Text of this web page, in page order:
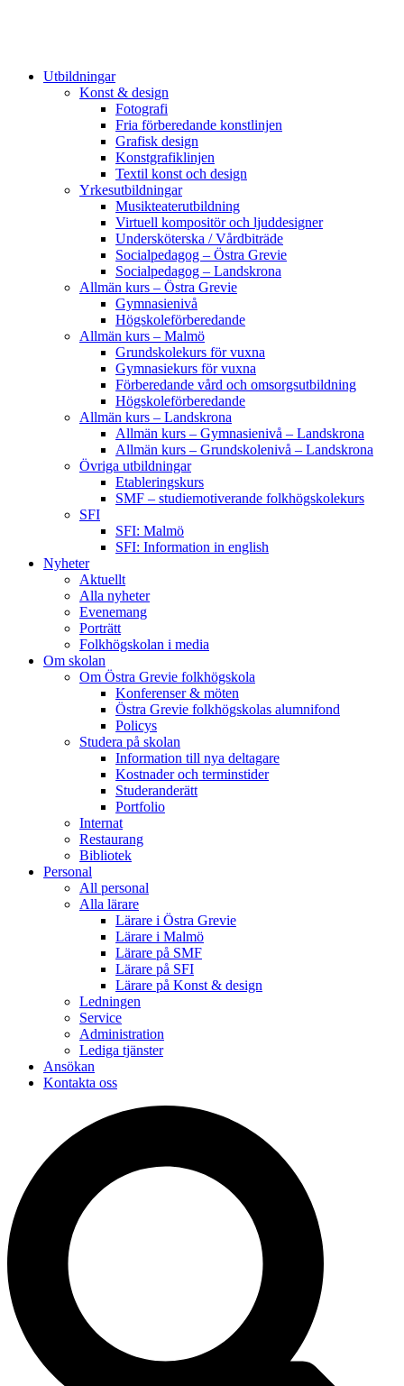
Utbildningar
Konst & design
Fotografi
Fria förberedande konstlinjen
Grafisk design
Konstgrafiklinjen
Textil konst och design
Yrkesutbildningar
Musikteaterutbildning
Virtuell kompositör och ljuddesigner
Undersköterska / Vårdbiträde
Socialpedagog – Östra Grevie
Socialpedagog – Landskrona
Allmän kurs – Östra Grevie
Gymnasienivå
Högskoleförberedande
Allmän kurs – Malmö
Grundskolekurs för vuxna
Gymnasiekurs för vuxna
Förberedande vård och omsorgsutbildning
Högskoleförberedande
Allmän kurs – Landskrona
Allmän kurs – Gymnasienivå – Landskrona
Allmän kurs – Grundskolenivå – Landskrona
Övriga utbildningar
Etableringskurs
SMF – studiemotiverande folkhögskolekurs
SFI
SFI: Malmö
SFI: Information in english
Nyheter
Aktuellt
Alla nyheter
Evenemang
Porträtt
Folkhögskolan i media
Om skolan
Om Östra Grevie folkhögskola
Konferenser & möten
Östra Grevie folkhögskolas alumnifond
Policys
Studera på skolan
Information till nya deltagare
Kostnader och terminstider
Studeranderätt
Portfolio
Internat
Restaurang
Bibliotek
Personal
All personal
Alla lärare
Lärare i Östra Grevie
Lärare i Malmö
Lärare på SMF
Lärare på SFI
Lärare på Konst & design
Ledningen
Service
Administration
Lediga tjänster
Ansökan
Kontakta oss